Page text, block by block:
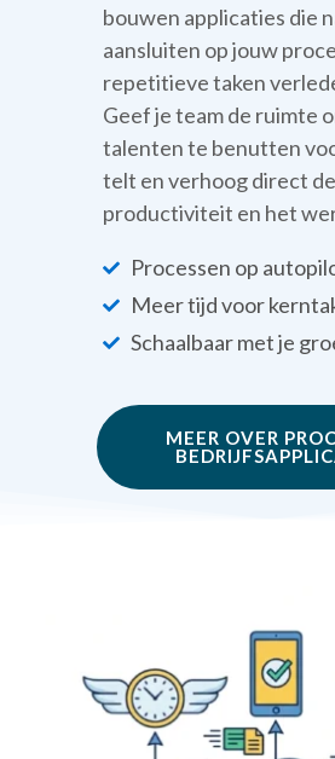
bouwen applicaties die
aansluiten op jouw
repetitieve taken
Geef je team de ruimte
talenten te benutten
telt en verhoog direct de
productiviteit en het
Processen op
Meer tijd voor
Schaalbaar met je
MEER OVER